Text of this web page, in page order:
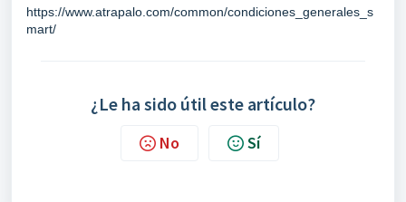
https://www.atrapalo.com/common/condiciones_generales_s
mart/
¿Le ha sido útil este artículo?
No Sí